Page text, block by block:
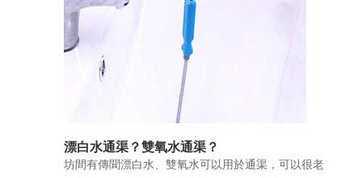
漂白水通渠？雙氧水通渠？
坊間有傳聞漂白水、雙氧水可以用於通渠，可以很老